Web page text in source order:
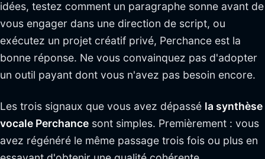
idées, testez comment un paragraphe sonne avant de
vous engager dans une direction de script, ou
exécutez un projet créatif privé, Perchance est la
bonne réponse. Ne vous convainquez pas d'adopter
un outil payant dont vous n'avez pas besoin encore.
Les trois signaux que vous avez dépassé la synthèse
vocale Perchance sont simples. Premièrement : vous
avez régénéré le même passage trois fois ou plus en